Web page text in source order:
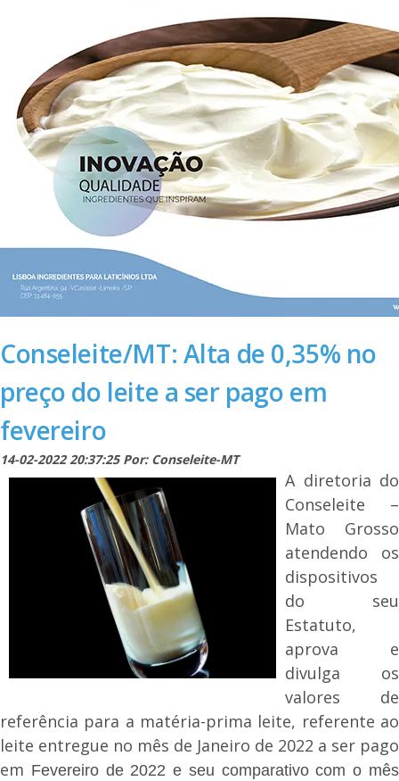
Conseleite/MT: Alta de 0,35% no
preço do leite a ser pago em
fevereiro
14-02-2022 20:37:25 Por: Conseleite-MT
A diretoria do
Conseleite –
Mato Grosso
atendendo os
dispositivos
do seu
Estatuto,
aprova e
divulga os
valores de
referência para a matéria-prima leite, referente ao
leite entregue no mês de Janeiro de 2022 a ser pago
em Fevereiro de 2022 e seu comparativo com o mês